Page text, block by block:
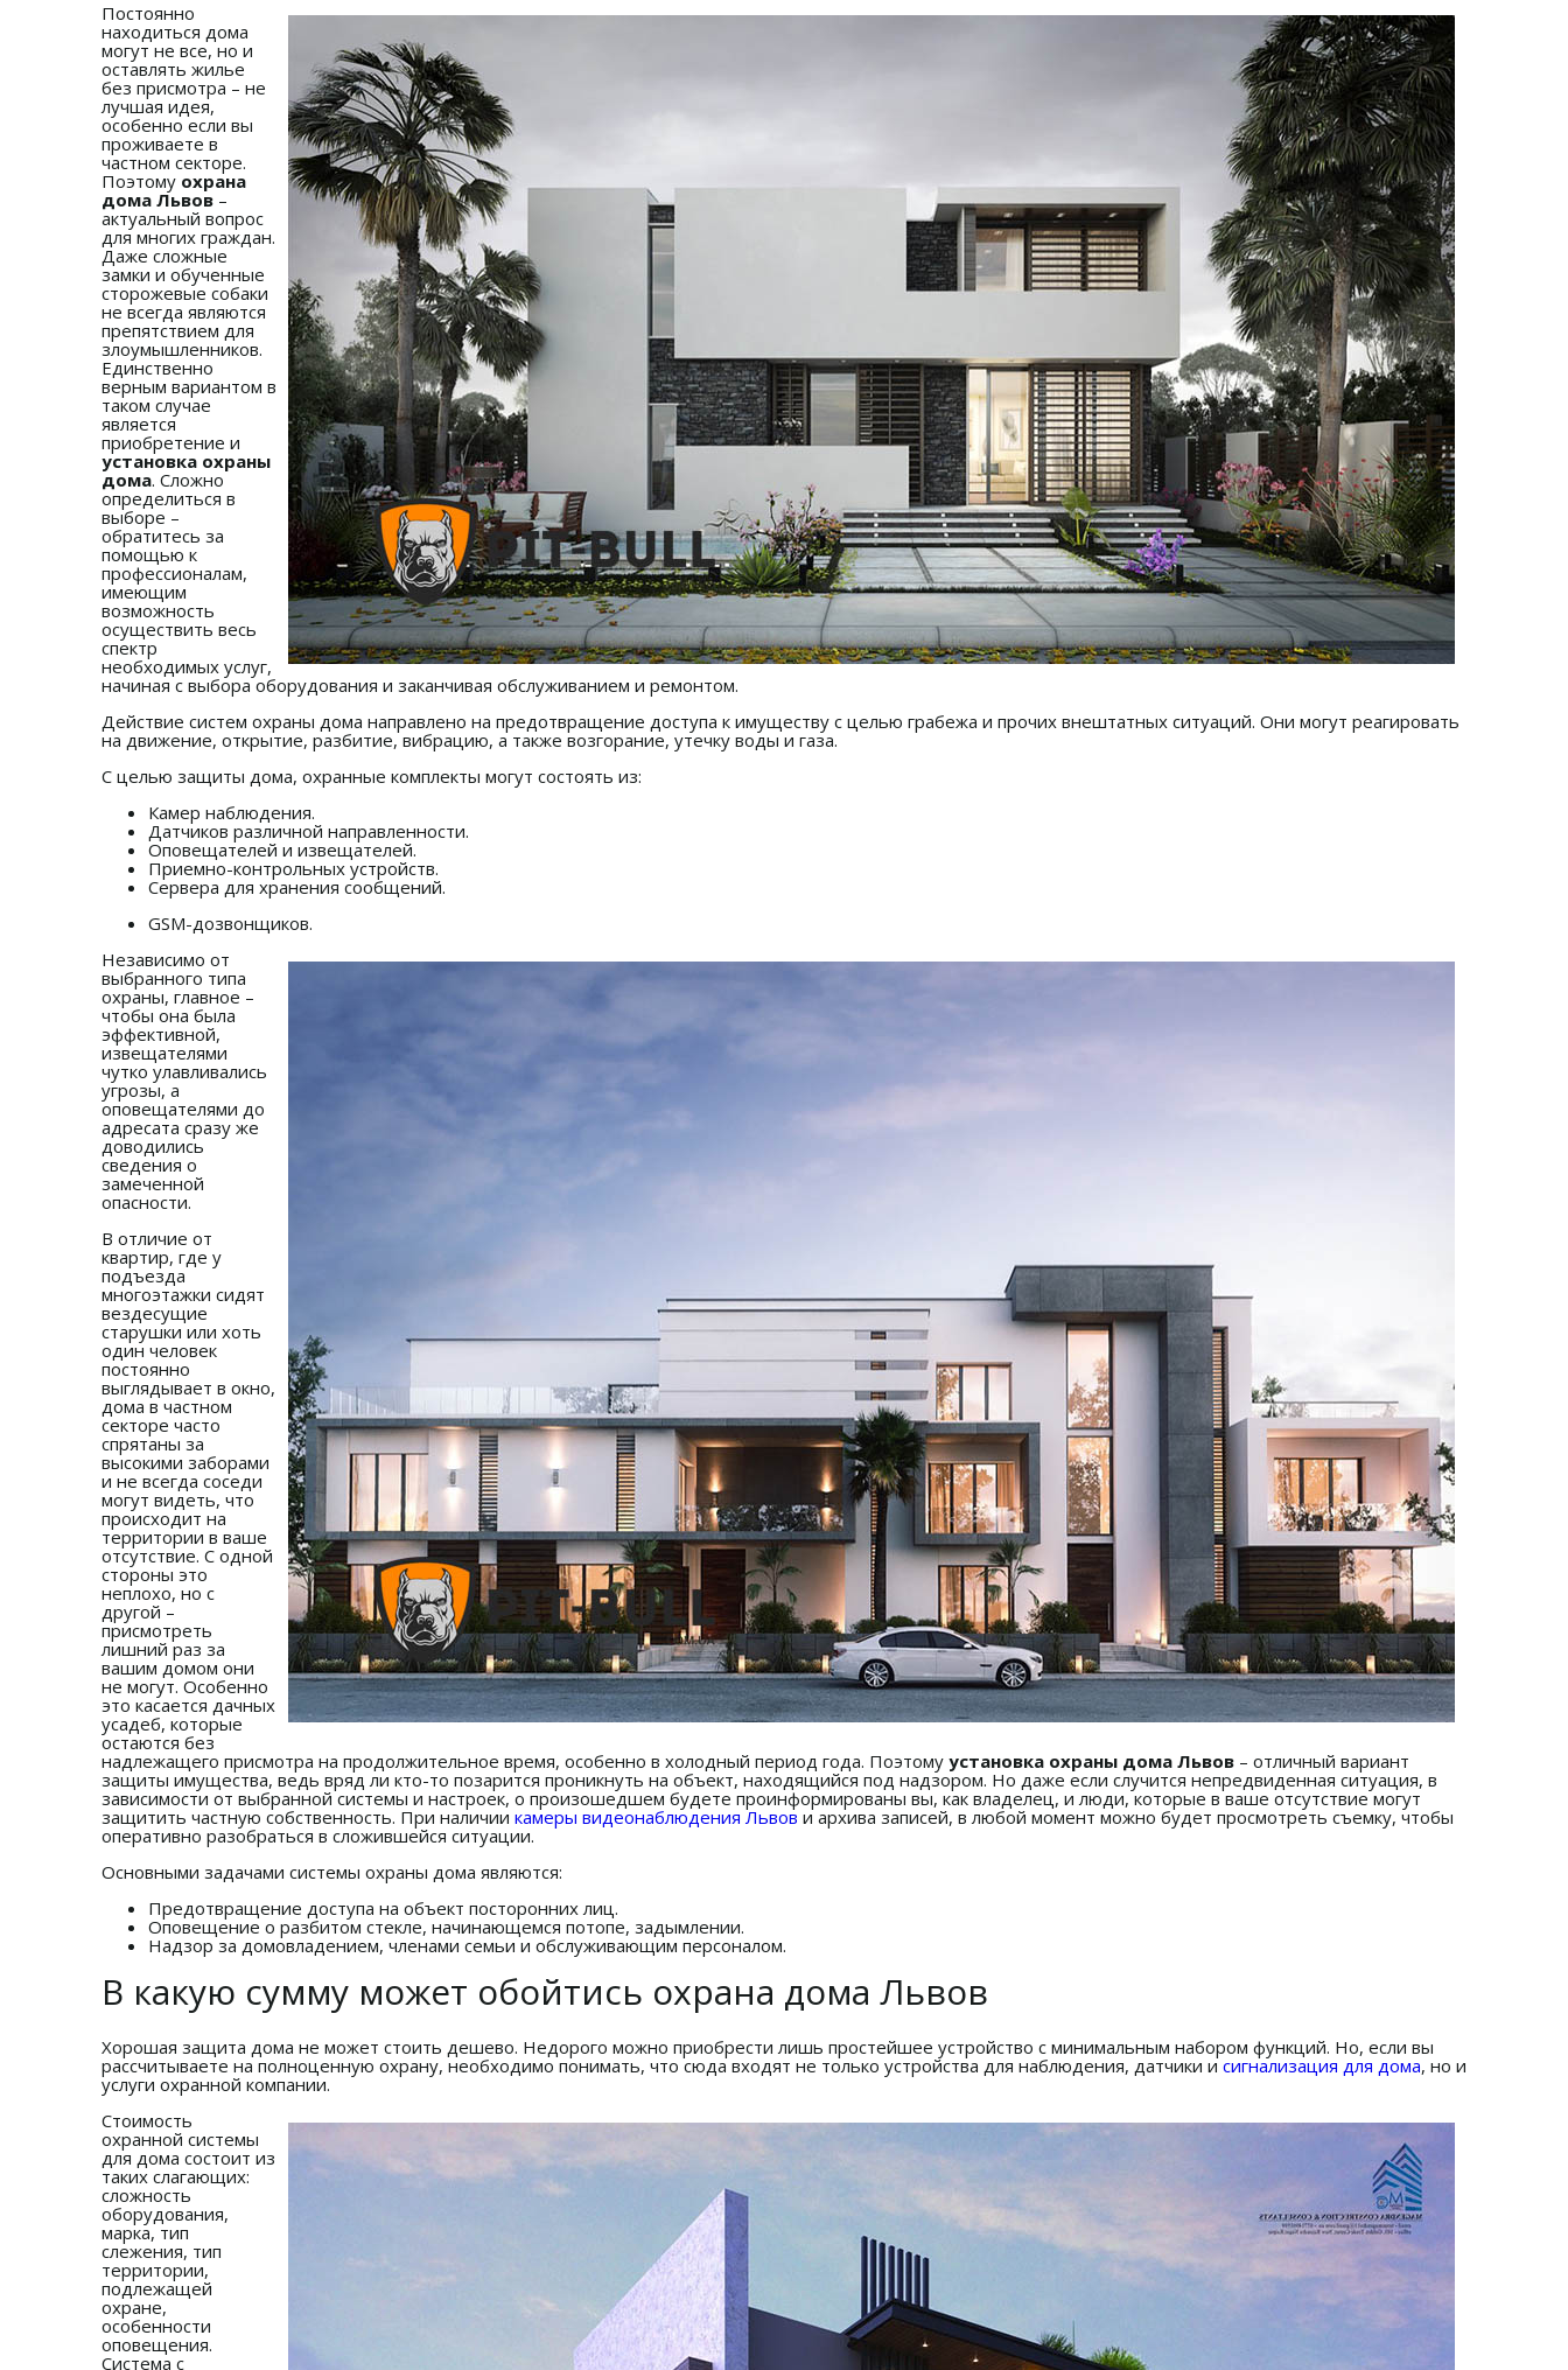
Постоянно
находиться дома
могут не все, но и
оставлять жилье
без присмотра – не
лучшая идея,
особенно если вы
проживаете в
частном секторе.
Поэтому охрана
дома Львов –
актуальный вопрос
для многих граждан.
Даже сложные
замки и обученные
сторожевые собаки
не всегда являются
препятствием для
злоумышленников.
Единственно
верным вариантом в
таком случае
является
приобретение и
установка охраны
дома. Сложно
определиться в
выборе –
обратитесь за
помощью к
профессионалам,
имеющим
возможность
осуществить весь
спектр
необходимых услуг,
начиная с выбора оборудования и заканчивая обслуживанием и ремонтом.
Действие систем охраны дома направлено на предотвращение доступа к имуществу с целью грабежа и прочих внештатных ситуаций. Они могут реагировать
на движение, открытие, разбитие, вибрацию, а также возгорание, утечку воды и газа.
С целью защиты дома, охранные комплекты могут состоять из:
Камер наблюдения.
Датчиков различной направленности.
Оповещателей и извещателей.
Приемно-контрольных устройств.
Сервера для хранения сообщений.
GSM-дозвонщиков.
Независимо от
выбранного типа
охраны, главное –
чтобы она была
эффективной,
извещателями
чутко улавливались
угрозы, а
оповещателями до
адресата сразу же
доводились
сведения о
замеченной
опасности.
В отличие от
квартир, где у
подъезда
многоэтажки сидят
вездесущие
старушки или хоть
один человек
постоянно
выглядывает в окно,
дома в частном
секторе часто
спрятаны за
высокими заборами
и не всегда соседи
могут видеть, что
происходит на
территории в ваше
отсутствие. С одной
стороны это
неплохо, но с
другой –
присмотреть
лишний раз за
вашим домом они
не могут. Особенно
это касается дачных
усадеб, которые
остаются без
надлежащего присмотра на продолжительное время, особенно в холодный период года. Поэтому установка охраны дома Львов – отличный вариант
защиты имущества, ведь вряд ли кто-то позарится проникнуть на объект, находящийся под надзором. Но даже если случится непредвиденная ситуация, в
зависимости от выбранной системы и настроек, о произошедшем будете проинформированы вы, как владелец, и люди, которые в ваше отсутствие могут
защитить частную собственность. При наличии камеры видеонаблюдения Львов и архива записей, в любой момент можно будет просмотреть съемку, чтобы
оперативно разобраться в сложившейся ситуации.
Основными задачами системы охраны дома являются:
Предотвращение доступа на объект посторонних лиц.
Оповещение о разбитом стекле, начинающемся потопе, задымлении.
Надзор за домовладением, членами семьи и обслуживающим персоналом.
В какую сумму может обойтись охрана дома Львов
Хорошая защита дома не может стоить дешево. Недорого можно приобрести лишь простейшее устройство с минимальным набором функций. Но, если вы
рассчитываете на полноценную охрану, необходимо понимать, что сюда входят не только устройства для наблюдения, датчики и сигнализация для дома, но и
услуги охранной компании.
Стоимость
охранной системы
для дома состоит из
таких слагающих:
сложность
оборудования,
марка, тип
слежения, тип
территории,
подлежащей
охране,
особенности
оповещения.
Система с